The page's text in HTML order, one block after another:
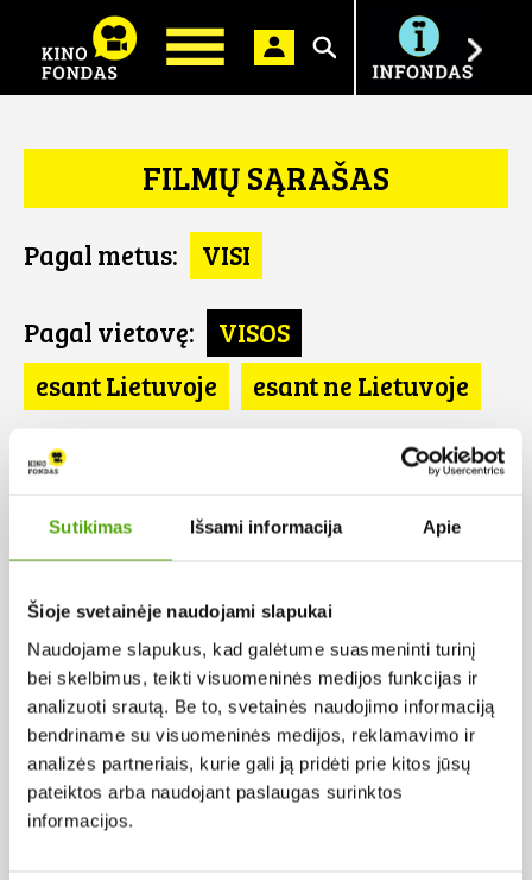
Sutikimas Išsami informacija Apie
Šioje svetainėje naudojami slapukai
Naudojame slapukus, kad galėtume suasmeninti turinį
bei skelbimus, teikti visuomeninės medijos funkcijas ir
analizuoti srautą. Be to, svetainės naudojimo informaciją
bendriname su visuomeninės medijos, reklamavimo ir
analizės partneriais, kurie gali ją pridėti prie kitos jūsų
pateiktos arba naudojant paslaugas surinktos
informacijos.
Ieškoti
FILMŲ SĄRAŠAS
Pagal metus: VISI
Pagal vietovę:
VISOS
esant Lietuvoje
esant ne Lietuvoje
Pagal šalį:
Brazilija
Pagal abėcėlę:
Rezultatų nerasta...